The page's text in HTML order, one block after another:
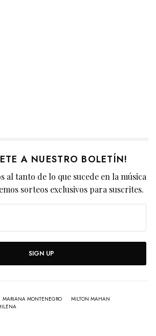
A NUESTRO BOLETÍN!
al tanto de lo que sucede en la música
sorteos exclusivos para suscrites.
SIGN UP
MARIANA MONTENEGRO
MILTON MAHAN